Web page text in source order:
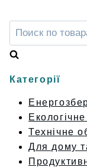
Искать:
Категорії
Технічне
Для дому